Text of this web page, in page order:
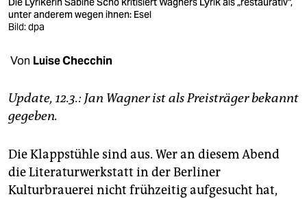
veranstaltungen
unterstützen
genossenschaft
epaper login
unter anderem wegen ihnen: Esel
Bild: dpa
Von Luise Checchin
Update, 12.3.: Jan Wagner ist als Preisträger bekannt
gegeben.
Die Klappstühle sind aus. Wer an diesem Abend
die Literaturwerkstatt in der Berliner
Kulturbrauerei nicht frühzeitig aufgesucht hat,